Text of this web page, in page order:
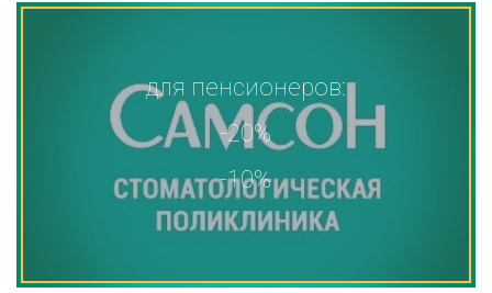
для пенсионеров:
-20%
-10%